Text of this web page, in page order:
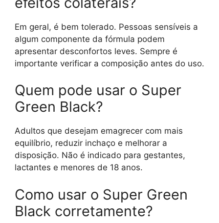
Em geral, é bem tolerado. Pessoas sensíveis a
algum componente da fórmula podem
apresentar desconfortos leves. Sempre é
importante verificar a composição antes do uso.
Quem pode usar o Super
Green Black?
Adultos que desejam emagrecer com mais
equilíbrio, reduzir inchaço e melhorar a
disposição. Não é indicado para gestantes,
lactantes e menores de 18 anos.
Como usar o Super Green
Black corretamente?